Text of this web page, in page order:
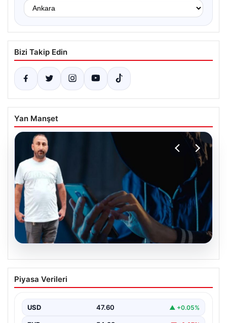
Bizi Takip Edin
Yan Manşet
Bayramiç’teki Orman Yangını Kontrol
Altına Alındı
yakınlarında, öğleden sonra başlayan orman yangını
büyük endişe…
Piyasa Verileri
USD 47.60 ▲ +0.05%